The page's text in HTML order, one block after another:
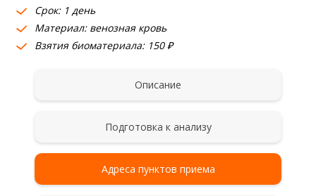
Срок: 1 день
Материал: венозная кровь
Взятия биоматериала: 150 ₽
Описание
Подготовка к анализу
Адреса пунктов приема